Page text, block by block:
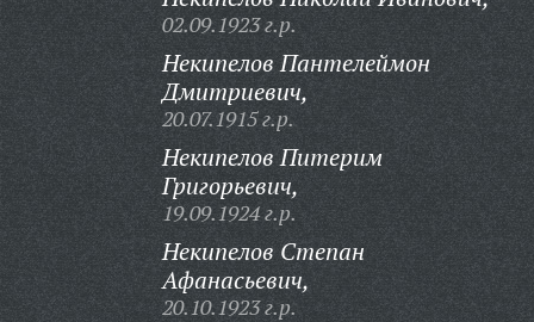
02.09.1923 г.р.
Некипелов Пантелеймон
Дмитриевич,
20.07.1915 г.р.
Некипелов Питерим
Григорьевич,
19.09.1924 г.р.
Некипелов Степан
Афанасьевич,
20.10.1923 г.р.